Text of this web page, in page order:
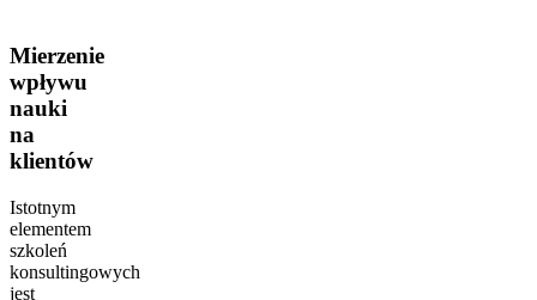
Mierzenie
wpływu
nauki
na
klientów
Istotnym
elementem
szkoleń
konsultingowych
jest